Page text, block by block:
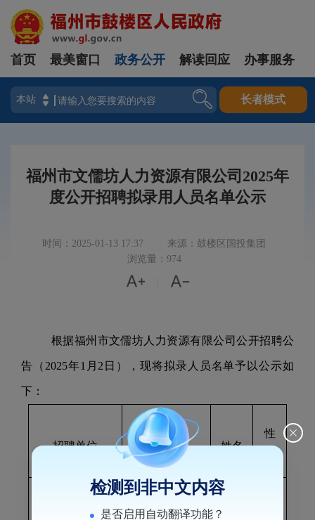
登录
首页 最美窗口 政务公开 解读回应 办事服务
长者模式
福州市文儒坊人力资源有限公司2025年
度公开招聘拟录用人员名单公示
时间：2025-01-13 17:37
来源：鼓楼区国投集团
浏览量：974
 
根据福州市文儒坊人力资源有限公司公开招聘公
告（2025年1 月 2 日），现将拟录人员名单予以公示如
下：
招聘单位 岗位名称 姓名
性
福州市文儒坊人
检测到非中文内容
是否启用自动翻译功能？